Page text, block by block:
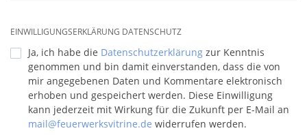
EINWILLIGUNGSERKLÄRUNG DATENSCHUTZ
Ja, ich habe die Datenschutzerklärung zur Kenntnis
genommen und bin damit einverstanden, dass die von
mir angegebenen Daten und Kommentare elektronisch
erhoben und gespeichert werden. Diese Einwilligung
kann jederzeit mit Wirkung für die Zukunft per E-Mail an
mail@feuerwerksvitrine.de widerrufen werden.